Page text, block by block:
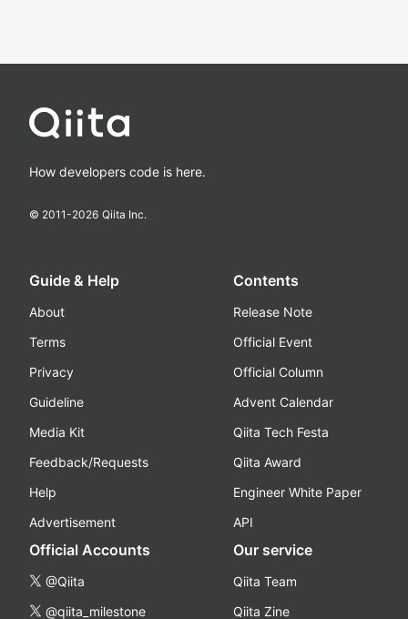
How developers code is here.
© 2011-2026 Qiita Inc.
Guide & Help
About
Terms
Privacy
Guideline
Media Kit
Feedback/Requests
Help
Advertisement
Contents
Release Note
Official Event
Official Column
Advent Calendar
Qiita Tech Festa
Qiita Award
Engineer White Paper
API
Official Accounts
@Qiita
@qiita_milestone
Our service
Qiita Team
Qiita Zine